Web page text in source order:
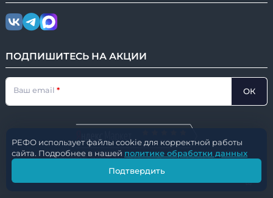
ПОДПИШИТЕСЬ НА АКЦИИ
Ваш email ОК
НАШ РЕЙТИНГ
© 2016-2026 РЕФО | ⚙️ ver. 2.4.950
Разработано с
CleverUM.tech
РЕФО использует файлы cookie для корректной работы
сайта. Подробнее в нашей политике обработки данных
Подтвердить